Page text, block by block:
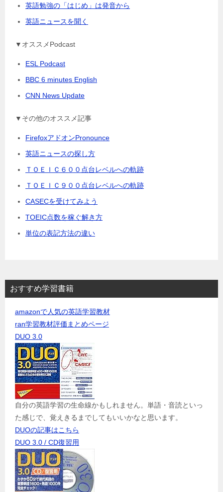
英語勉強の「はじめ」は発音から
英語ニュースを聞く
▼オススメPodcast
ESL Podcast
BBC 6 minutes English
CNN News Update
▼その他のオススメ記事
FirefoxアドオンPronounce
英語ニュースの探し方
ＴＯＥＩＣ６００点台レベルへの軌跡
ＴＯＥＩＣ９００点台レベルへの軌跡
CASECを受けてみよう
TOEIC点数を稼ぐ解き方
単位の表記方法の違い
おすすめ学習書籍
amazonで人気の英語学習教材
ran学習教材評価まとめページ
DUO 3.0
自分の英語学習の生命線かもしれません。単語・音読といっ
た感じで、覚えきるまでしてもいいかなと思います。
DUOの記事はこちら
DUO 3.0 / CD復習用